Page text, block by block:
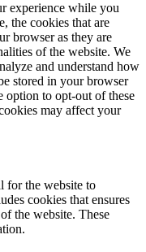
experience while you
the cookies that are
browser as they are
of the website. We
and understand how
stored in your browser
option to opt-out of these
may affect your
for the website to
cookies that ensures
the website. These